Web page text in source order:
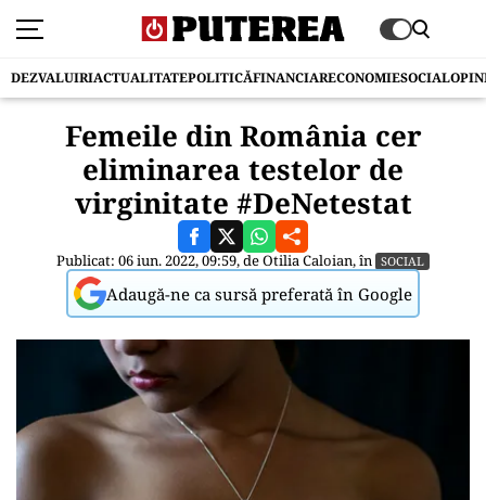
DEZVALUIRIACTUALITATEPOLITICĂFINANCIARECONOMIESOCIAL
Femeile din România cer
eliminarea testelor de
virginitate #DeNetestat
Publicat: 06 iun. 2022, 09:59, deOtilia Caloian, în SOCIAL
Adaugă-ne ca sursă preferată în Google